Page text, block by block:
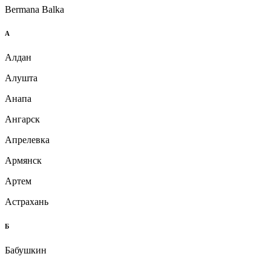
Bermana Balka
А
Алдан
Алушта
Анапа
Ангарск
Апрелевка
Армянск
Артем
Астрахань
Б
Бабушкин